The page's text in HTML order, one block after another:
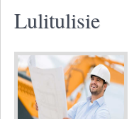
Lulitulisie